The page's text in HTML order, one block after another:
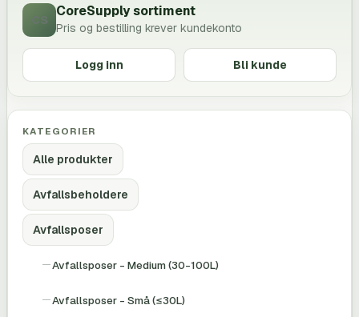
CoreSupply sortiment
Pris og bestilling krever kundekonto
Logg inn Bli kunde
KATEGORIER
Alle produkter
Avfallsbeholdere
Avfallsposer
Avfallsposer - Medium (30-100L)
Avfallsposer - Små (≤30L)